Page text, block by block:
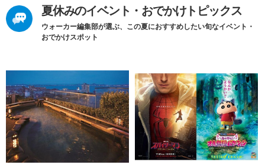
夏休みのイベント・おでかけトピックス
ウォーカー編集部が選ぶ、この夏におすすめしたい旬なイベント・
おでかけスポット